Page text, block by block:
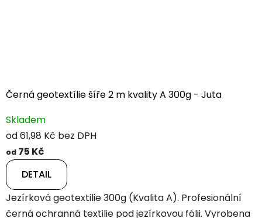
Černá geotextílie šíře 2 m kvality A 300g - Juta
Skladem
od 61,98 Kč bez DPH
od 75 Kč
DETAIL
Jezírková geotextilie 300g (Kvalita A). Profesionální
černá ochranná textilie pod jezírkovou fólii. Vyrobena